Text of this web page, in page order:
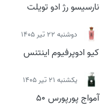
نارسیسو رژ ادو تویلت
دوشنبه 22 تیر 1405
کیو ادوپرفیوم اینتنس
يكشنبه 21 تیر 1405
آمواج پورپورس 50